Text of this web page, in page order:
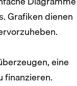
Grafiken dienen
eine
finanzieren.